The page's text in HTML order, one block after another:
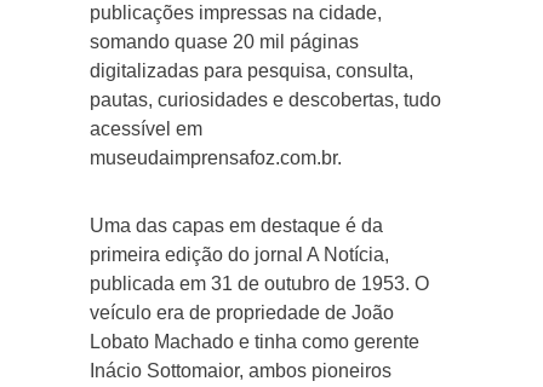
publicações impressas na cidade,
somando quase 20 mil páginas
digitalizadas para pesquisa, consulta,
pautas, curiosidades e descobertas, tudo
acessível em
museudaimprensafoz.com.br.
Uma das capas em destaque é da
primeira edição do jornal A Notícia,
publicada em 31 de outubro de 1953. O
veículo era de propriedade de João
Lobato Machado e tinha como gerente
Inácio Sottomaior, ambos pioneiros